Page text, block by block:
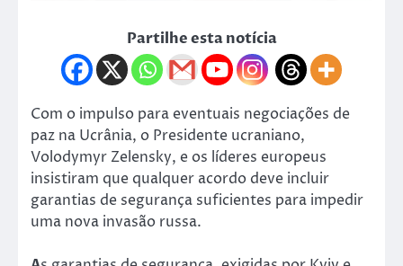
Partilhe esta notícia
Com o impulso para eventuais negociações de
paz na Ucrânia, o Presidente ucraniano,
Volodymyr Zelensky, e os líderes europeus
insistiram que qualquer acordo deve incluir
garantias de segurança suficientes para impedir
uma nova invasão russa.